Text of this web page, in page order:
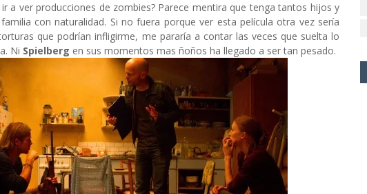
a ver producciones de zombies? Parece mentira que tenga tantos hijos y
con naturalidad. Si no fuera porque ver esta película otra vez sería
que podrían infligirme, me pararía a contar las veces que suelta lo
Ni Spielberg en sus momentos mas ñoños ha llegado a ser tan pesado.